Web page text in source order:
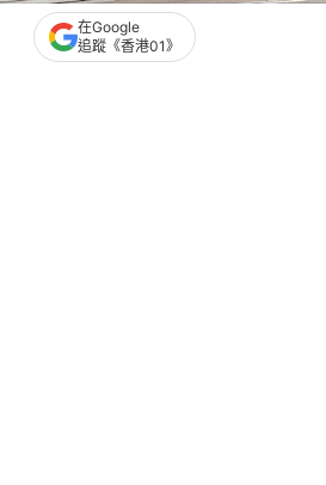
撰文：黃偉民
在Google
追蹤《香港01》